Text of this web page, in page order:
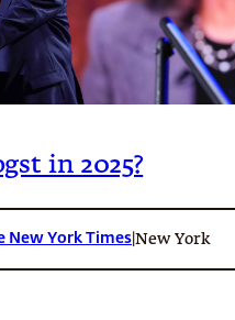
in 2025?
New York Times New York